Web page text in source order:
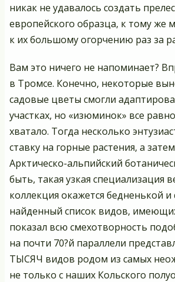
никак не удавалось создать
европейского образца, к тому же
к их большому огорчению раз за
Вам это ничего не напоминает?
в Тромсе. Конечно, некоторые
садовые цветы смогли
участках, но «изюминок» все
хватало. Тогда несколько
ставку на горные растения, а
Арктическо-альпийский
быть, такая узкая специализация
коллекция окажется бедненькой и
найденный список видов,
показал всю смехотворность
на почти 70?й параллели
ТЫСЯЧ видов родом из самых
не только с наших Кольского